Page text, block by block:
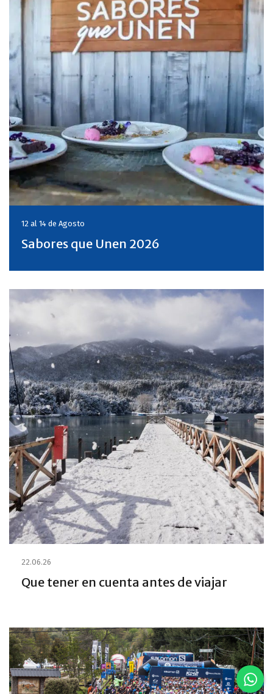
12 al 14 de Agosto
Sabores que Unen 2026
22.06.26
Que tener en cuenta antes de viajar